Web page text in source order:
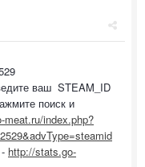
ваш STEAM_ID
поиск и
meat.ru/index.php?
http://stats.go-